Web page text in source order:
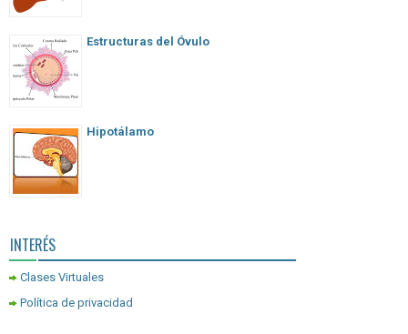
Estructuras del Óvulo
Hipotálamo
INTERÉS
Clases Virtuales
Política de privacidad